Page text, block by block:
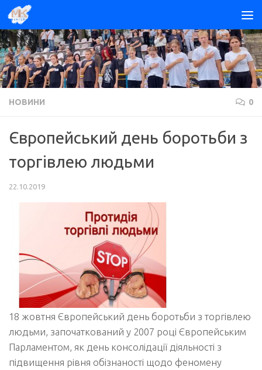
Skip to content
НОВИНИ 0
Європейський день боротьби з
торгівлею людьми
22.10.2019
18 жовтня Європейський день боротьби з торгівлею
людьми, започаткований у 2007 році Європейським
Парламентом, як день консолідації діяльності з
підвищення рівня обізнаності щодо феномену